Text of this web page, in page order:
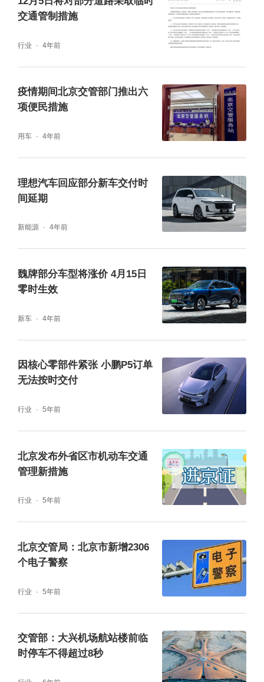
（四）周末部分公园和商圈交通压力将有所增
加
园、八达岭长城、古北水镇、百里画廊等公园
景区将成为出游热点地区，京承高速、京藏高
速、京平高速、西五环、西六环部分路段容易
商圈方面，西单、崇文门、大悦城、合生汇、
容易出现车行缓慢的情况。去往商圈前请提前
查看实时路况，选择正规停车场停放车辆。
交通管制措施
行业 4年前
疫情期间北京交管部门推出六
项便民措施
用车 4年前
理想汽车回应部分新车交付时
间延期
新能源 4年前
魏牌部分车型将涨价 4月15日
零时生效
新车 4年前
因核心零部件紧张 小鹏P5订单
无法按时交付
行业 5年前
北京发布外省区市机动车交通
管理新措施
行业 5年前
北京交管局：北京市新增2306
个电子警察
行业 5年前
交管部：大兴机场航站楼前临
时停车不得超过8秒